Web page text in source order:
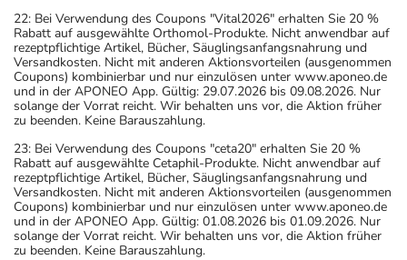
22: Bei Verwendung des Coupons "Vital2026" erhalten Sie 20 %
Rabatt auf ausgewählte Orthomol-Produkte. Nicht anwendbar auf
rezeptpflichtige Artikel, Bücher, Säuglingsanfangsnahrung und
Versandkosten. Nicht mit anderen Aktionsvorteilen (ausgenommen
Coupons) kombinierbar und nur einzulösen unter www.aponeo.de
und in der APONEO App. Gültig: 29.07.2026 bis 09.08.2026. Nur
solange der Vorrat reicht. Wir behalten uns vor, die Aktion früher
zu beenden. Keine Barauszahlung.
23: Bei Verwendung des Coupons "ceta20" erhalten Sie 20 %
Rabatt auf ausgewählte Cetaphil-Produkte. Nicht anwendbar auf
rezeptpflichtige Artikel, Bücher, Säuglingsanfangsnahrung und
Versandkosten. Nicht mit anderen Aktionsvorteilen (ausgenommen
Coupons) kombinierbar und nur einzulösen unter www.aponeo.de
und in der APONEO App. Gültig: 01.08.2026 bis 01.09.2026. Nur
solange der Vorrat reicht. Wir behalten uns vor, die Aktion früher
zu beenden. Keine Barauszahlung.